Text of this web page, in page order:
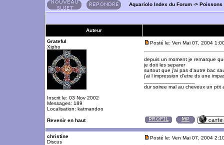
Aquariolo Index du Forum -> Poissons
Auteur
Grateful
Xipho
Inscrit le: 03 Nov 2002
Messages: 189
Localisation: katmandoo
Posté le: Ven Mai 07, 2004
depuis un moment je remarque
je doit les separer
surtout que j'ai pas d'autre bac
j'ai l impression d'etre ds une
dur soiree mal au cheveux un ptit
Revenir en haut
christine
Discus
Posté le: Ven Mai 07, 2004